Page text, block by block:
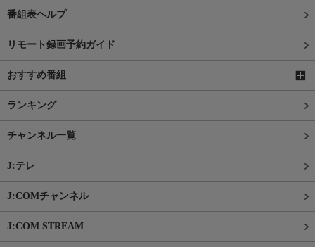
番組表ヘルプ
リモート録画予約ガイド
おすすめ番組
ランキング
チャンネル一覧
J:テレ
J:COMチャンネル
J:COM STREAM